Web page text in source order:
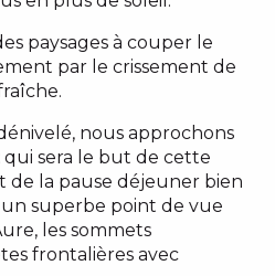
paysages à couper le
par le crissement de
nous approchons
qui sera le but de cette
de la pause déjeuner bien
superbe point de vue
les sommets
frontalières avec